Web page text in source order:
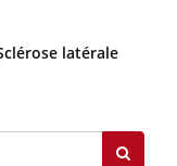
latérale